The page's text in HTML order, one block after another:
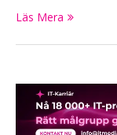
Läs Mera